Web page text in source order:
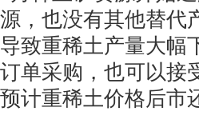
源，也没有其他替代
导致重稀土产量大幅
订单采购，也可以接
预计重稀土价格后市